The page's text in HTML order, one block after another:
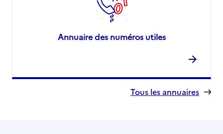
Annuaire des numéros utiles
Tous les annuaires